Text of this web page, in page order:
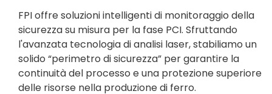
FPI offre soluzioni intelligenti di monitoraggio della
sicurezza su misura per la fase PCI. Sfruttando
l'avanzata tecnologia di analisi laser, stabiliamo un
solido “perimetro di sicurezza” per garantire la
continuità del processo e una protezione superiore
delle risorse nella produzione di ferro.